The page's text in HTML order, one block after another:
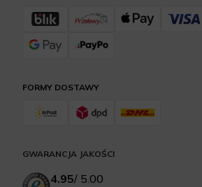
FORMY DOSTAWY
GWARANCJA JAKOŚCI
4.95/ 5.00